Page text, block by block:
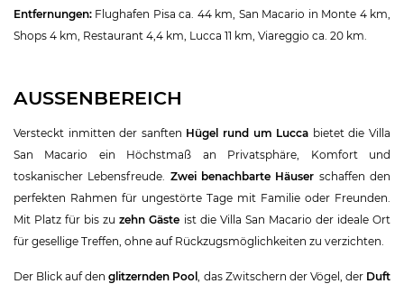
Entfernungen: Flughafen Pisa ca. 44 km, San Macario in Monte 4 km,
Shops 4 km, Restaurant 4,4 km, Lucca 11 km, Viareggio ca. 20 km.
AUSSENBEREICH
Versteckt inmitten der sanften Hügel rund um Lucca bietet die Villa
San Macario ein Höchstmaß an Privatsphäre, Komfort und
toskanischer Lebensfreude. Zwei benachbarte Häuser schaffen den
perfekten Rahmen für ungestörte Tage mit Familie oder Freunden.
Mit Platz für bis zuzehn Gäste ist die Villa San Macario der ideale Ort
für gesellige Treffen, ohne auf Rückzugsmöglichkeiten zu verzichten.
Der Blick auf denglitzernden Pool , das Zwitschern der Vögel, der Duft